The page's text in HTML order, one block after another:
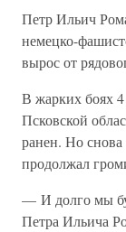
Петр Ильич
немецко-
вырос от
В жарких боях
Псковской
ранен. Но
продолжал
— И долго мы
Петра Ильича